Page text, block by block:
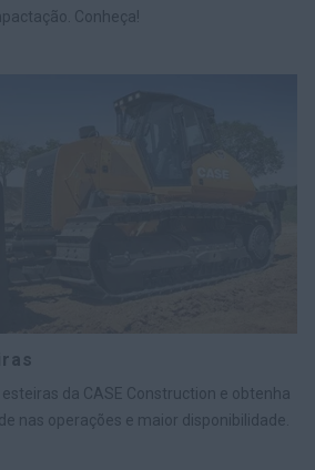
Conheça!
da CASE Construction e obtenha
nas operações e maior disponibilidade.